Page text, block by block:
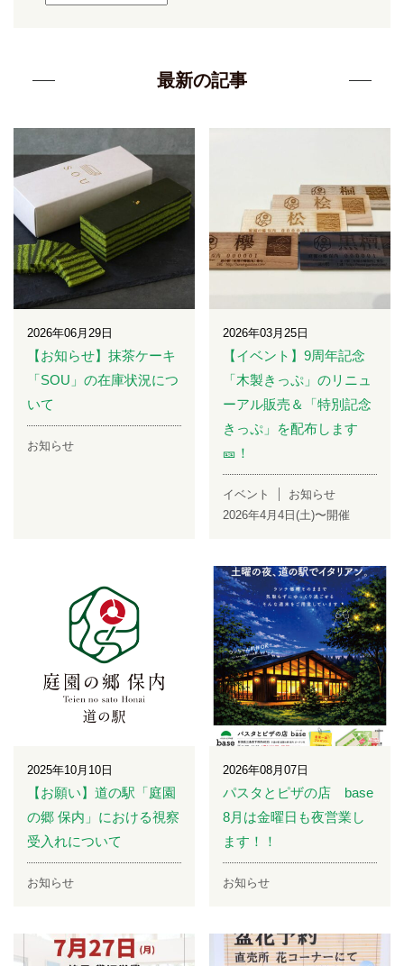
最新の記事
2026年06月29日
【お知らせ】抹茶ケーキ
「SOU」の在庫状況につ
いて
お知らせ
2026年03月25日
【イベント】9周年記念
「木製きっぷ」のリニュ
ーアル販売＆「特別記念
きっぷ」を配布します
🎫！
イベント
お知らせ
2026年4月4日(土)〜開催
2025年10月10日
【お願い】道の駅「庭園
の郷 保内」における視察
受入れについて
お知らせ
2026年08月07日
パスタとピザの店 base
8月は金曜日も夜営業し
ます！！
お知らせ